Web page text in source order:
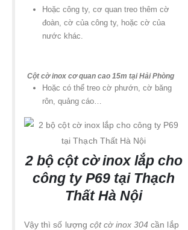
Hoặc công ty, cơ quan treo thêm cờ
đoàn, cờ của công ty, hoặc cờ của
nước khác.
Cột cờ inox cơ quan cao 15m tại Hải Phòng
Hoặc có thể treo cờ phướn, cờ băng
rôn, quảng cáo…
2 bộ cột cờ inox lắp cho
công ty P69 tại Thạch
Thất Hà Nội
Vậy thì số lượngcột cờ inox 304 cần lắp